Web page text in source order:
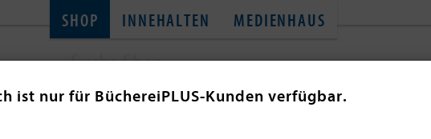
SHOP INNEHALTEN MEDIENHAUS
ist nur für BüchereiPLUS-Kunden verfügbar.